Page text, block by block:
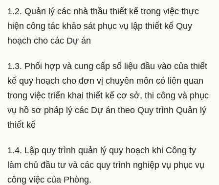
1.2. Quản lý các nhà thầu thiết kế trong việc thực
hiện công tác khảo sát phục vụ lập thiết kế Quy
hoạch cho các Dự án
1.3. Phối hợp và cung cấp số liệu đầu vào của thiết
kế quy hoạch cho đơn vị chuyên môn có liên quan
trong việc triển khai thiết kế cơ sở, thi công và phục
vụ hồ sơ pháp lý các Dự án theo Quy trình Quản lý
thiết kế
1.4. Lập quy trình quản lý quy hoạch khi Công ty
làm chủ đầu tư và các quy trình nghiệp vụ phục vụ
công việc của Phòng.